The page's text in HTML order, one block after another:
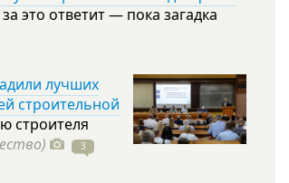
за это ответит — пока загадка
лучших
строительной
строителя
3